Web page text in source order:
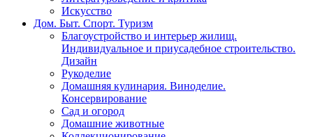
Искусство
Дом. Быт. Спорт. Туризм
Благоустройство и интерьер жилищ.
Индивидуальное и приусадебное строительство.
Дизайн
Рукоделие
Домашняя кулинария. Виноделие.
Консервирование
Сад и огород
Домашние животные